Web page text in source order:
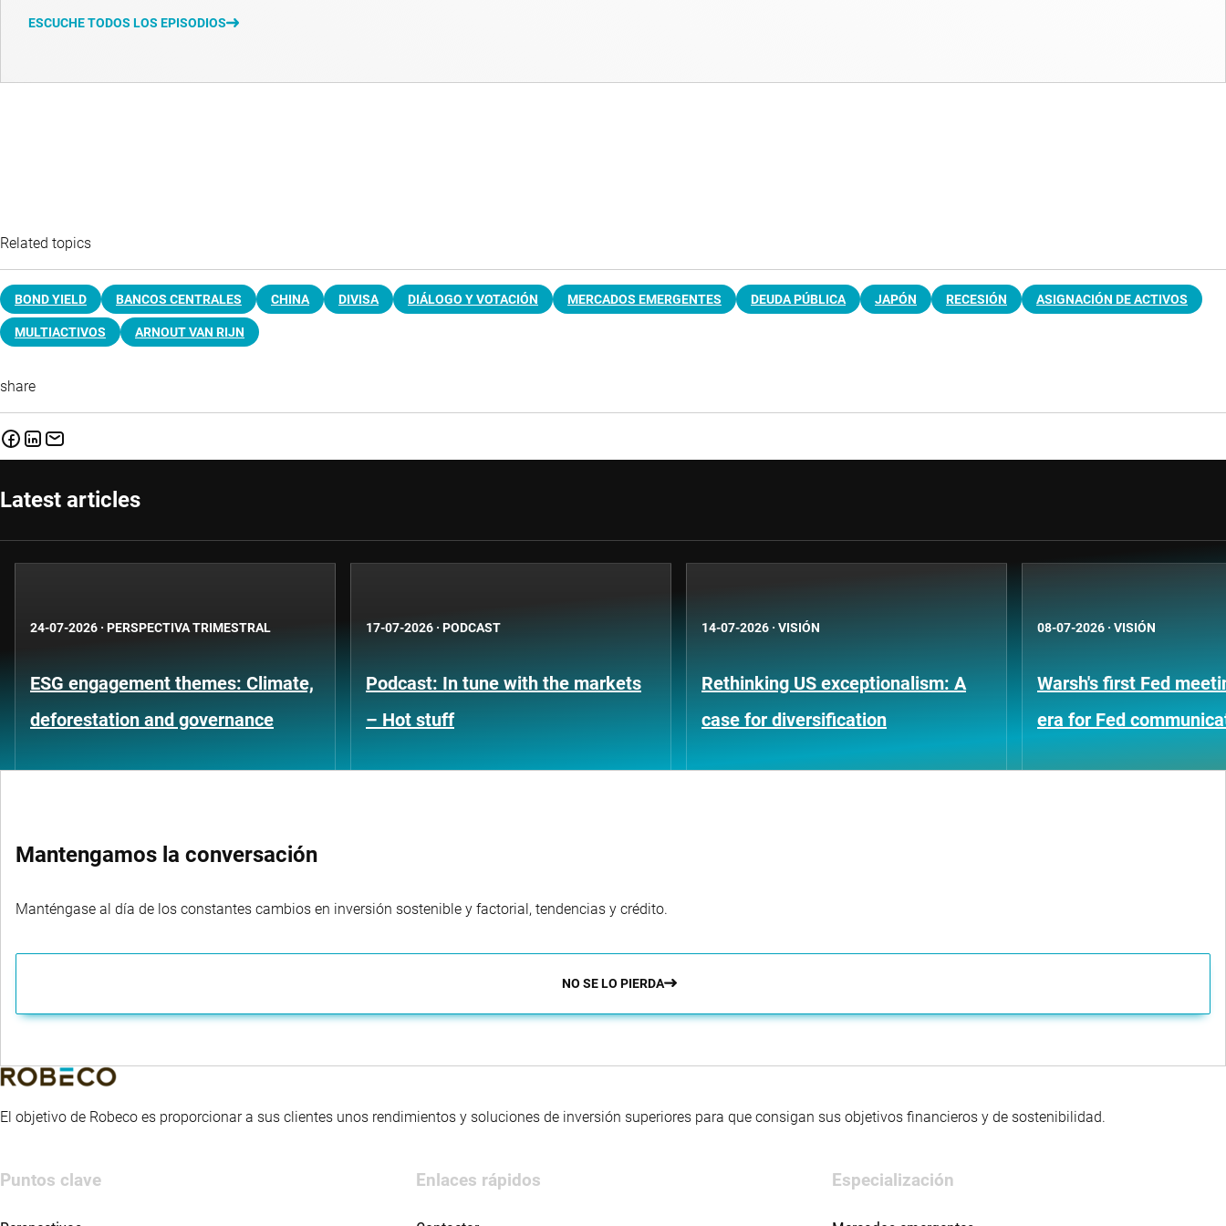
ESCUCHE TODOS LOS EPISODIOS
Related topics
BOND YIELD BANCOS CENTRALES CHINA DIVISA DIÁLOGO Y VOTACIÓN MERCADOS EMERGENTES DEUDA PÚBLICA JAPÓN RECESIÓN ASIGNACIÓN DE ACTIVOS
MULTIACTIVOS ARNOUT VAN RIJN
share
Latest articles
24-07-2026 · PERSPECTIVA TRIMESTRAL
ESG engagement themes: Climate,
deforestation and governance
17-07-2026 · PODCAST
Podcast: In tune with the markets
– Hot stuff
14-07-2026 · VISIÓN
Rethinking US exceptionalism: A
case for diversification
08-07-2026 · VISIÓN
Warsh's first Fed
era for Fed
Mantengamos la conversación
Manténgase al día de los constantes cambios en inversión sostenible y factorial, tendencias y crédito.
NO SE LO PIERDA
El objetivo de Robeco es proporcionar a sus clientes unos rendimientos y soluciones de inversión superiores para que consigan sus objetivos financieros y de sostenibilidad.
Puntos clave Enlaces rápidos Especialización